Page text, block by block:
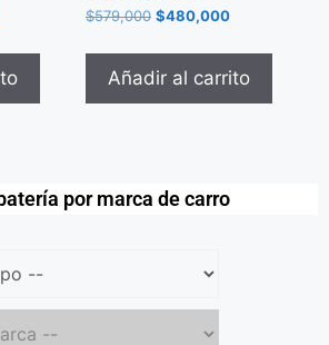
$579,000 $480,000
Añadir al carrito
por marca de carro